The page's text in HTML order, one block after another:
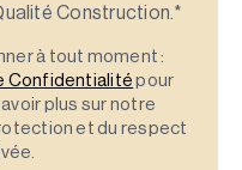
Construction.*
à tout moment :
Confidentialité pour
plus sur notre
et du respect